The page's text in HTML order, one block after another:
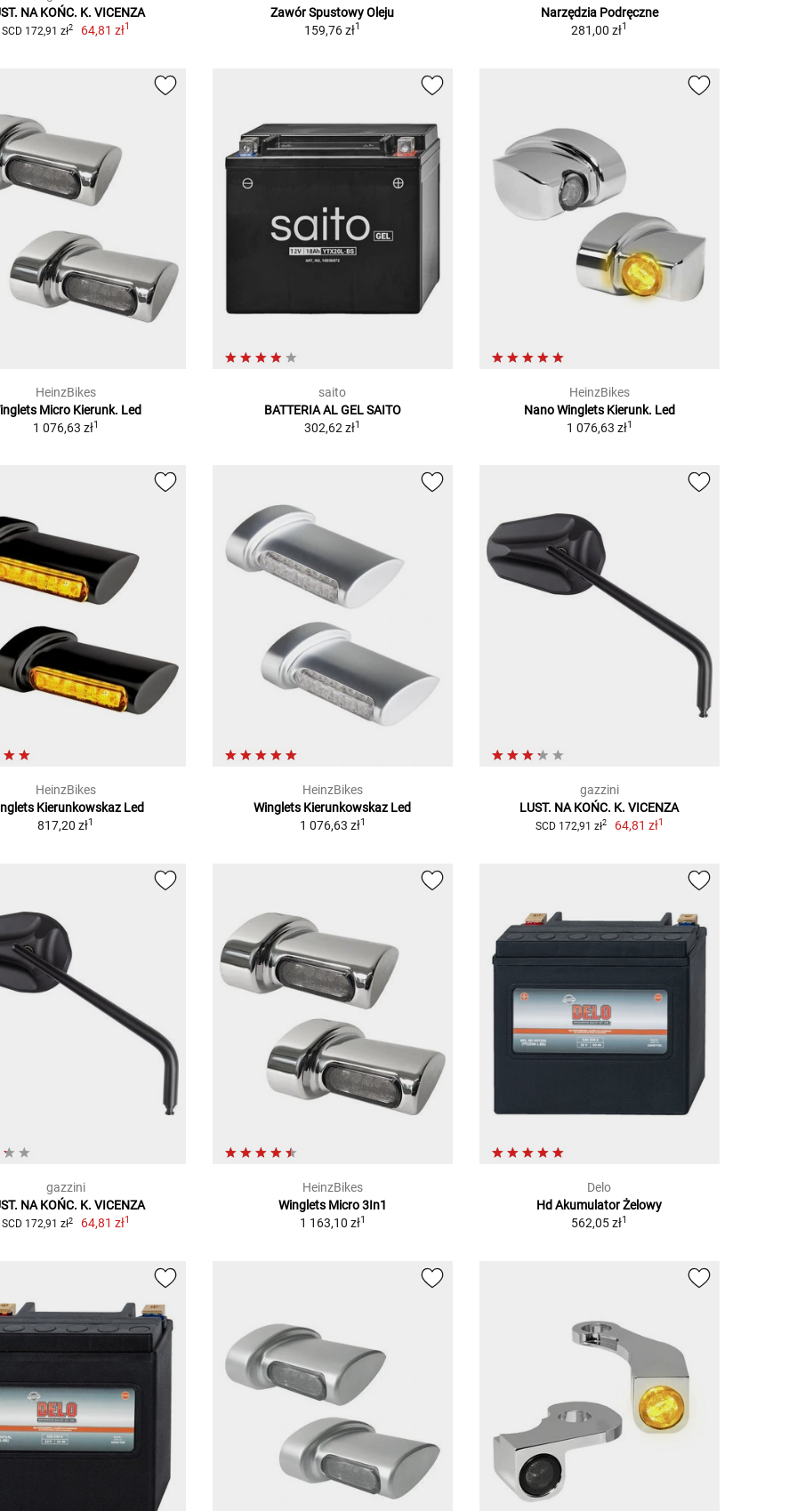
NA KOŃC. K. VICENZA
SCD 172,91 zł2 64,81 zł1
Zawór Spustowy Oleju
159,76 zł1
Narzędzia Podręczne
281,00 zł1
HeinzBikes
Micro Kierunk. Led
1 076,63 zł1
saito
BATTERIA AL GEL SAITO
302,62 zł1
HeinzBikes
Nano Winglets Kierunk. Led
1 076,63 zł1
HeinzBikes
Kierunkowskaz Led
817,20 zł1
HeinzBikes
Winglets Kierunkowskaz Led
1 076,63 zł1
gazzini
LUST. NA KOŃC. K. VICENZA
SCD 172,91 zł2 64,81 zł1
gazzini
NA KOŃC. K. VICENZA
SCD 172,91 zł2 64,81 zł1
HeinzBikes
Winglets Micro 3In1
1 163,10 zł1
Delo
Hd Akumulator Żelowy
562,05 zł1